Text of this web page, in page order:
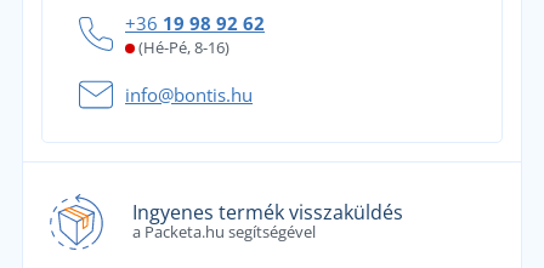
+36 19 98 92 62
(Hé-Pé, 8-16)
info@bontis.hu
Ingyenes termék visszaküldés
a Packeta.hu segítségével